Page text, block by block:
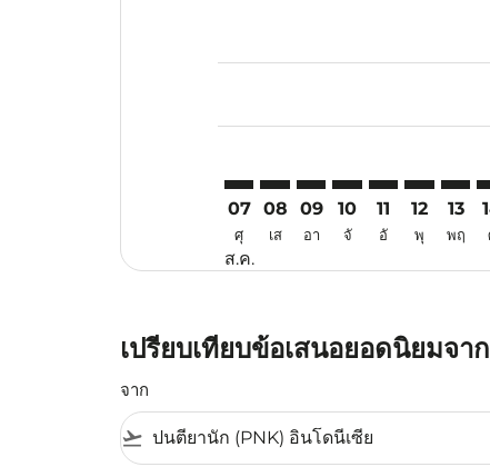
07
ศุ
ส.ค.
08
เส
09
อา
10
จั
11
อั
12
พุ
13
พฤ
เปรียบเทียบข้อเสนอยอดนิยมจ
จาก
flight_takeoff